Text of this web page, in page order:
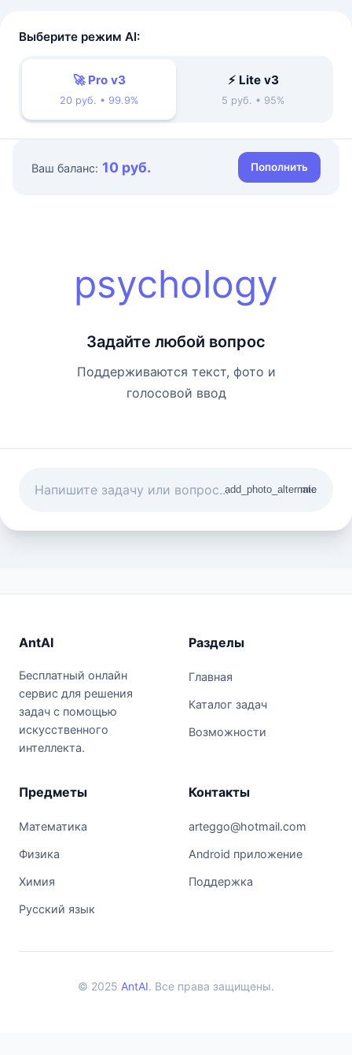
Выберите режим AI:
🚀 Pro v3
20 руб. • 99.9%
⚡ Lite v3
5 руб. • 95%
Ваш баланс: 10 руб. Пополнить
psychology
Задайте любой вопрос
Поддерживаются текст, фото и
голосовой ввод
add_photo_alternate
mic
AntAI
Бесплатный онлайн
сервис для решения
задач с помощью
искусственного
интеллекта.
Разделы
Главная
Каталог задач
Возможности
Предметы
Математика
Физика
Химия
Русский язык
Контакты
arteggo@hotmail.com
Android приложение
Поддержка
© 2025 AntAI. Все права защищены.